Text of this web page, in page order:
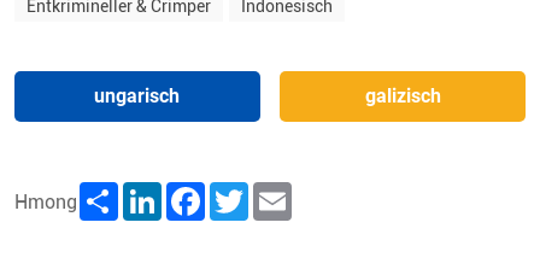
Entkrimineller & Crimper Indonesisch
ungarisch galizisch
Hmong Share LinkedInFacebookTwitter